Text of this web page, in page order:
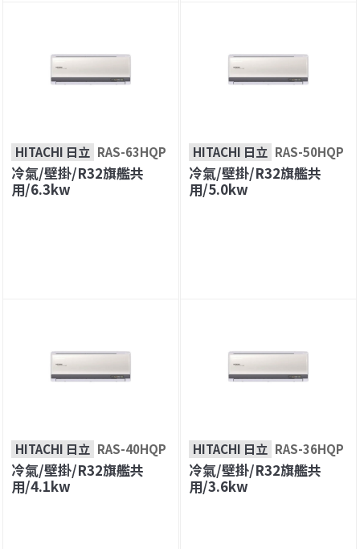
HITACHI 日立 RAS-63HQP
冷氣/壁掛/R32旗艦共
用/6.3kw
HITACHI 日立 RAS-50HQP
冷氣/壁掛/R32旗艦共
用/5.0kw
HITACHI 日立 RAS-40HQP
冷氣/壁掛/R32旗艦共
用/4.1kw
HITACHI 日立 RAS-36HQP
冷氣/壁掛/R32旗艦共
用/3.6kw